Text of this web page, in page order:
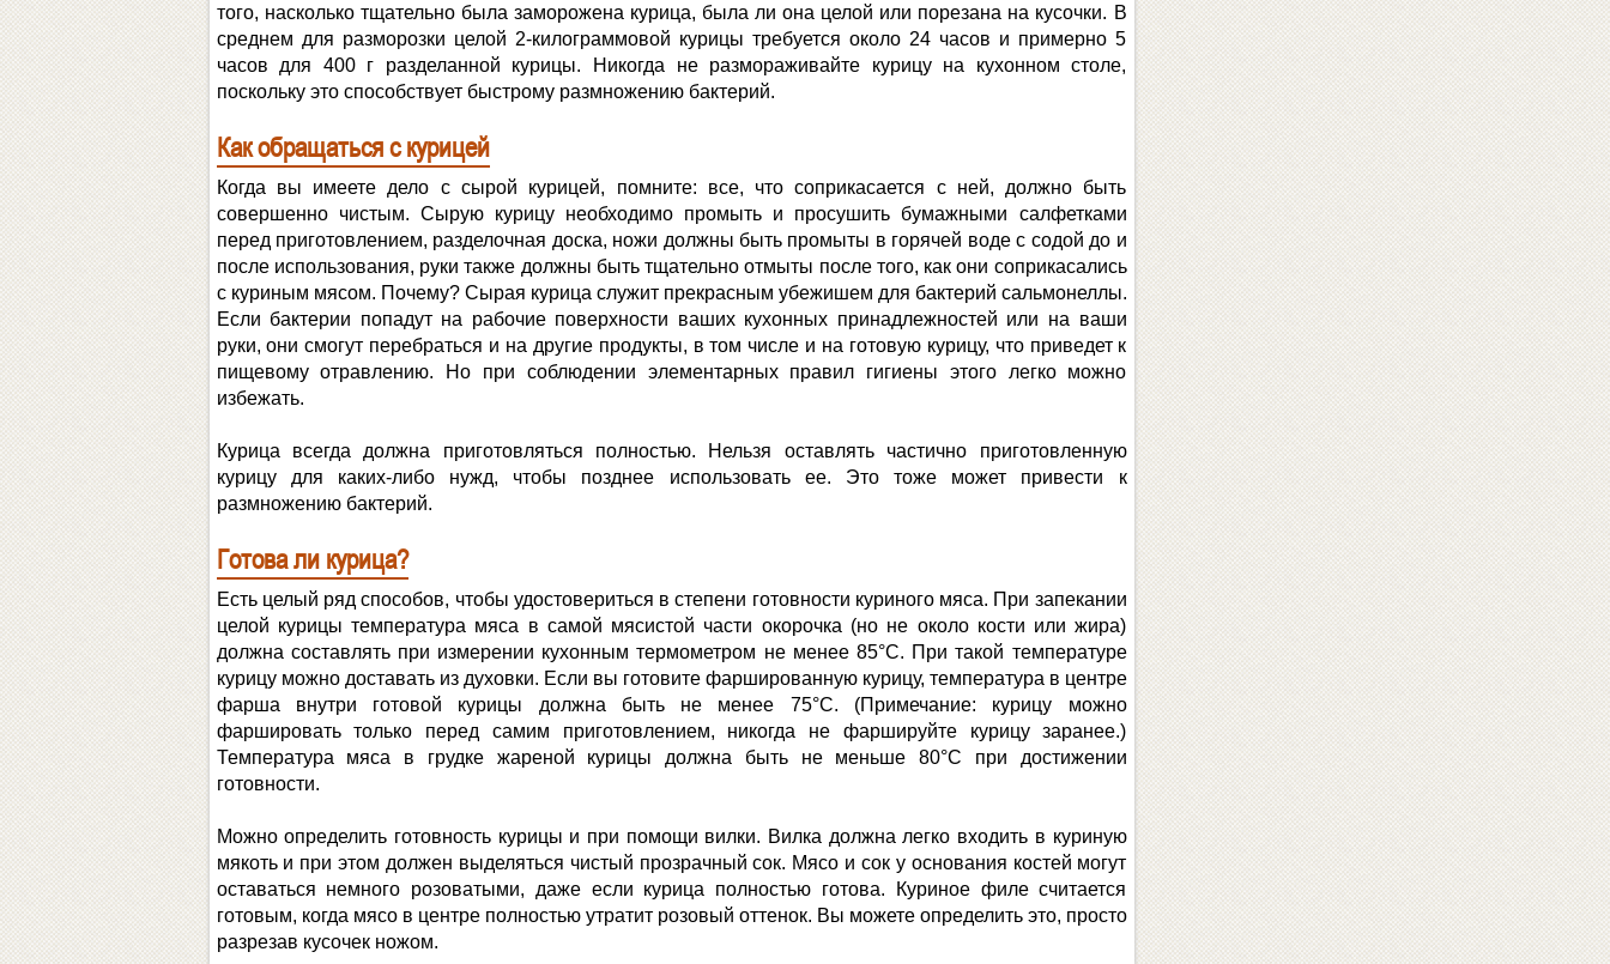
того, насколько тщательно была заморожена курица, была ли она целой или порезана на кусочки. В
среднем для разморозки целой 2-килограммовой курицы требуется около 24 часов и примерно 5
часов для 400 г разделанной курицы. Никогда не размораживайте курицу на кухонном столе,
поскольку это способствует быстрому размножению бактерий.
Как обращаться с курицей
Когда вы имеете дело с сырой курицей, помните: все, что соприкасается с ней, должно быть
совершенно чистым. Сырую курицу необходимо промыть и просушить бумажными салфетками
перед приготовлением, разделочная доска, ножи должны быть промыты в горячей воде с содой до и
после использования, руки также должны быть тщательно отмыты после того, как они соприкасались
с куриным мясом. Почему? Сырая курица служит прекрасным убежишем для бактерий сальмонеллы.
Если бактерии попадут на рабочие поверхности ваших кухонных принадлежностей или на ваши
руки, они смогут перебраться и на другие продукты, в том числе и на готовую курицу, что приведет к
пищевому отравлению. Но при соблюдении элементарных правил гигиены этого легко можно
избежать.
Курица всегда должна приготовляться полностью. Нельзя оставлять частично приготовленную
курицу для каких-либо нужд, чтобы позднее использовать ее. Это тоже может привести к
размножению бактерий.
Готова ли курица?
Есть целый ряд способов, чтобы удостовериться в степени готовности куриного мяса. При запекании
целой курицы температура мяса в самой мясистой части окорочка (но не около кости или жира)
должна составлять при измерении кухонным термометром не менее 85°С. При такой температуре
курицу можно доставать из духовки. Если вы готовите фаршированную курицу, температура в центре
фарша внутри готовой курицы должна быть не менее 75°С. (Примечание: курицу можно
фаршировать только перед самим приготовлением, никогда не фаршируйте курицу заранее.)
Температура мяса в грудке жареной курицы должна быть не меньше 80°С при достижении
готовности.
Можно определить готовность курицы и при помощи вилки. Вилка должна легко входить в куриную
мякоть и при этом должен выделяться чистый прозрачный сок. Мясо и сок у основания костей могут
оставаться немного розоватыми, даже если курица полностью готова. Куриное филе считается
готовым, когда мясо в центре полностью утратит розовый оттенок. Вы можете определить это, просто
разрезав кусочек ножом.